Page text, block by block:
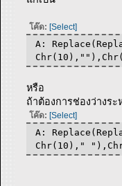
โค๊ด: [Select]
A:
หรือ
ถ้าต้องการช่องว่างร
โค๊ด: [Select]
A:
Chr(10),"